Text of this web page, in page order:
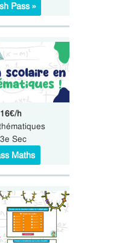
Pass »
h
Sec
Maths